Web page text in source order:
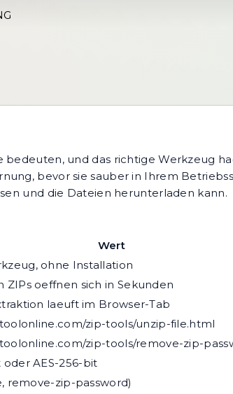
und das richtige Werkzeug
bevor sie sauber in Ihrem
und die Dateien herunterladen kann.
Wert
ohne Installation
ZIPs oeffnen sich in Sekunden
laeuft im Browser-Tab
zip-tools/unzip-file.html
zip-tools/remove-zip-
oder AES-256-bit
remove-zip-password)